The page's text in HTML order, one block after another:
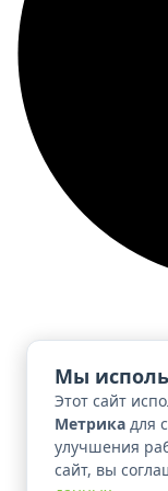
Мы
Этот сайт
Метрика для
улучшения
сайт, вы